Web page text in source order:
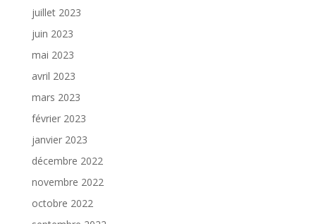
juillet 2023
juin 2023
mai 2023
avril 2023
mars 2023
février 2023
janvier 2023
décembre 2022
novembre 2022
octobre 2022